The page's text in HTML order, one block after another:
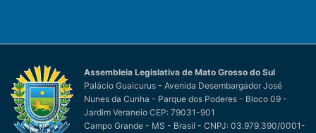
Assembleia Legislativa de Mato Grosso do Sul
Palácio Guaicurus - Avenida Desembargador José
Nunes da Cunha - Parque dos Poderes - Bloco 09 -
Jardim Veraneio CEP: 79031-901
Campo Grande - MS - Brasil - CNPJ: 03.979.390/0001-